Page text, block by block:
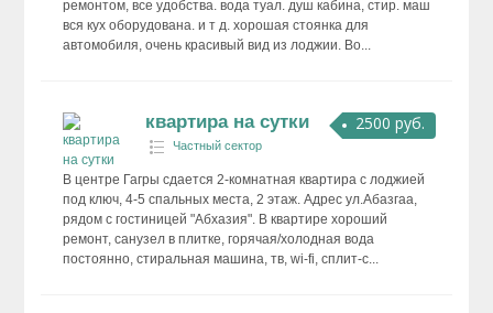
ремонтом, все удобства. вода туал. душ кабина, стир. маш
вся кух оборудована. и т д. хорошая стоянка для
автомобиля, очень красивый вид из лоджии. Во...
2500 руб.
квартира на сутки
Частный сектор
В центре Гагры сдается 2-комнатная квартира с лоджией
под ключ, 4-5 спальных места, 2 этаж. Адрес ул.Абазгаа,
рядом с гостиницей "Абхазия". В квартире хороший
ремонт, санузел в плитке, горячая/холодная вода
постоянно, стиральная машина, тв, wi-fi, сплит-с...